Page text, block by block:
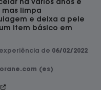
mas limpa
e deixa a pele
item básico em
de 06/02/2022
(es)